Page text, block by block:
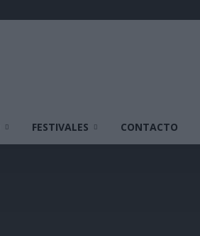
FESTIVALES CONTACTO